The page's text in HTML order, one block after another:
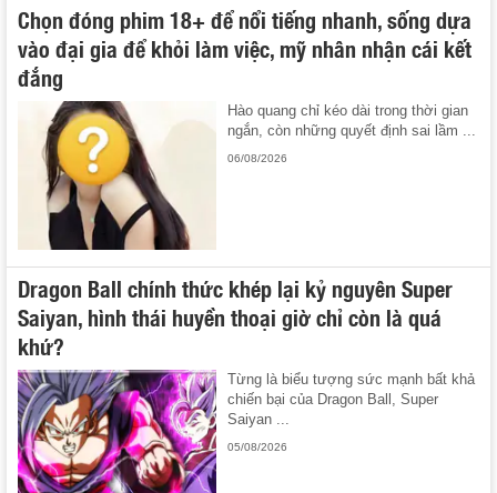
Chọn đóng phim 18+ để nổi tiếng nhanh, sống dựa
vào đại gia để khỏi làm việc, mỹ nhân nhận cái kết
đắng
Hào quang chỉ kéo dài trong thời gian
ngắn, còn những quyết định sai lầm ...
06/08/2026
Dragon Ball chính thức khép lại kỷ nguyên Super
Saiyan, hình thái huyền thoại giờ chỉ còn là quá
khứ?
Từng là biểu tượng sức mạnh bất khả
chiến bại của Dragon Ball, Super
Saiyan ...
05/08/2026